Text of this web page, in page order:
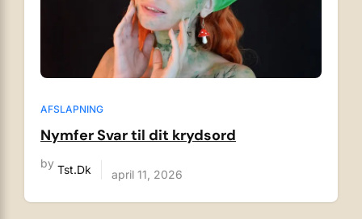
AFSLAPNING
Nymfer Svar til dit krydsord
by Tst.dk april 11, 2026